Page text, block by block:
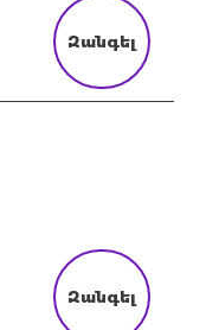
Զանգել
Զանգել